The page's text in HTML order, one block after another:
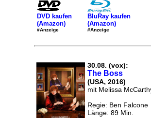
DVD kaufen
(Amazon)
#Anzeige
BluRay kaufen
(Amazon)
#Anzeige
30.08. (vox):
The Boss
(USA, 2016)
mit Melissa
Regie: Ben Falcone
Länge: 89 Min.